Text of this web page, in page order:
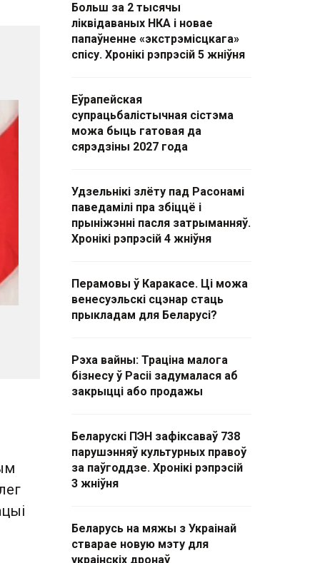
Больш за 2 тысячы
ліквідаваных НКА і новае
папаўненне «экстрэмісцкага»
спісу. Хронікі рэпрэсій 5 жніўня
Еўрапейская
супрацьбалістычная сістэма
можа быць гатовая да
сярэдзіны 2027 года
Удзельнікі злёту пад Расонамі
паведамілі пра збіццё і
прыніжэнні пасля затрыманняў.
Хронікі рэпрэсій 4 жніўня
Перамовы ў Каракасе. Ці можа
венесуэльскі сцэнар стаць
прыкладам для Беларусі?
Рэха вайны: Траціна малога
бізнесу ў Расіі задумалася аб
закрыцці або продажы
Беларускі ПЭН зафіксаваў 738
парушэнняў культурных правоў
за паўгоддзе. Хронікі рэпрэсій
3 жніўня
Беларусь на мяжы з Украінай
стварае новую мэту для
украінскіх дронаў